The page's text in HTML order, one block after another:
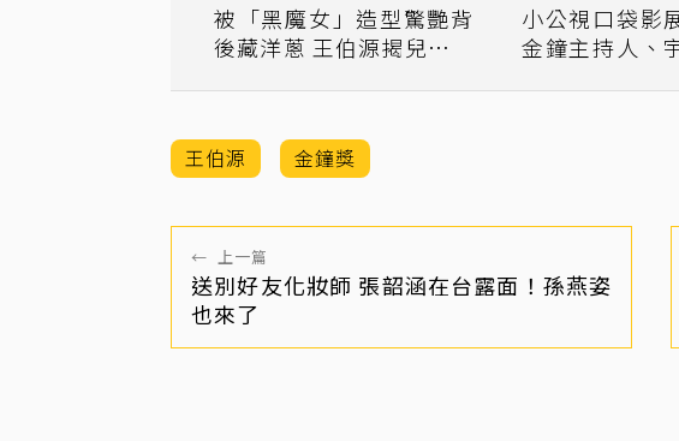
被「黑魔女」造型驚艷背
後藏洋蔥 王伯源揭兒時第
小公視口袋影
金鐘主持人、
王伯源 金鐘獎
← 上一篇
送別好友化妝師 張韶涵在台露面！孫燕姿
也來了